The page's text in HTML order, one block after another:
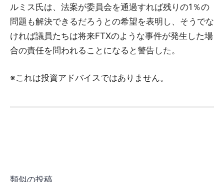
ルミス氏は、法案が委員会を通過すれば残りの1％の
問題も解決できるだろうとの希望を表明し、そうでな
ければ議員たちは将来FTXのような事件が発生した場
合の責任を問われることになると警告した。
※これは投資アドバイスではありません。
類似の投稿